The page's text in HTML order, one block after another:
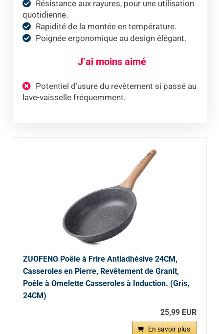
Résistance aux rayures, pour une utilisation
quotidienne.
Rapidité de la montée en température.
Poignée ergonomique au design élégant.
J’ai moins aimé
Potentiel d’usure du revêtement si passé au
lave-vaisselle fréquemment.
ZUOFENG Poêle à Frire Antiadhésive 24CM,
Casseroles en Pierre, Revêtement de Granit,
Poêle à Omelette Casseroles à Induction. (Gris,
24CM)
25,99 EUR
En savoir plus